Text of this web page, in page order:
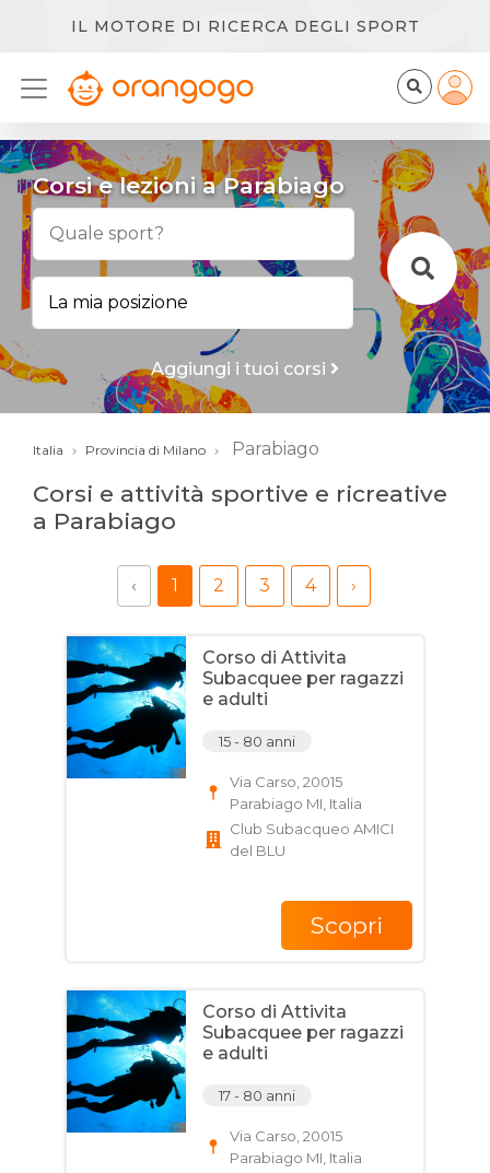
IL MOTORE DI RICERCA DEGLI SPORT
Corsi e lezioni a Parabiago
Aggiungi i tuoi corsi
Italia Provincia di Milano Parabiago
Corsi e attività sportive e ricreative
a Parabiago
‹ 1 2 3 4 ›
Corso di Attivita
Subacquee per ragazzi
e adulti
15 - 80 anni
Via Carso, 20015
Parabiago MI, Italia
Club Subacqueo AMICI
del BLU
Scopri
Corso di Attivita
Subacquee per ragazzi
e adulti
17 - 80 anni
Via Carso, 20015
Parabiago MI, Italia